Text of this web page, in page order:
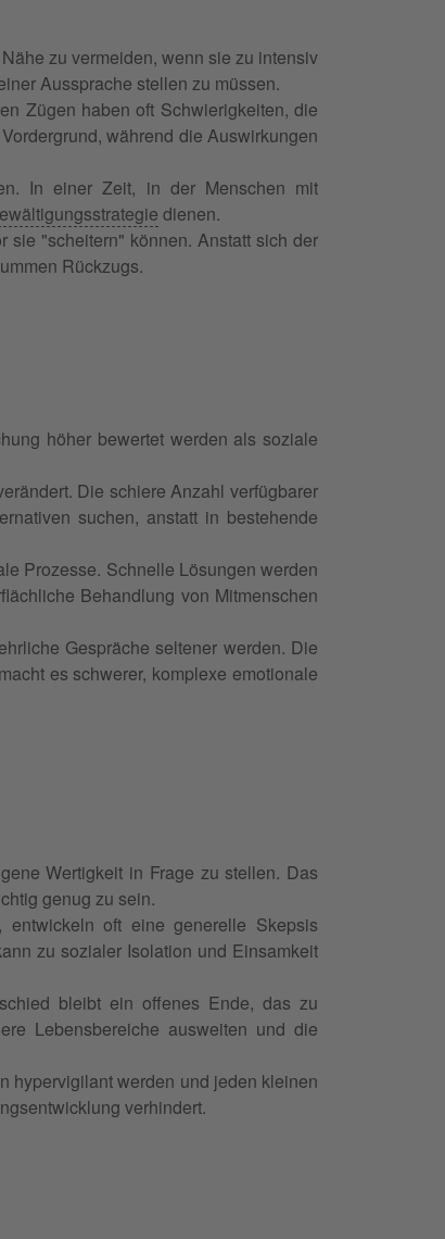
zu vermeiden, wenn sie zu intensiv
Aussprache stellen zu müssen.
Zügen haben oft Schwierigkeiten, die
während die Auswirkungen
In einer Zeit, in der Menschen mit
dienen.
"scheitern" können. Anstatt sich der
Rückzugs.
höher bewertet werden als soziale
Die schiere Anzahl verfügbarer
suchen, anstatt in bestehende
Prozesse. Schnelle Lösungen werden
Behandlung von Mitmenschen
Gespräche seltener werden. Die
es schwerer, komplexe emotionale
Wertigkeit in Frage zu stellen. Das
genug zu sein.
entwickeln oft eine generelle Skepsis
zu sozialer Isolation und Einsamkeit
bleibt ein offenes Ende, das zu
Lebensbereiche ausweiten und die
hypervigilant werden und jeden kleinen
verhindert.